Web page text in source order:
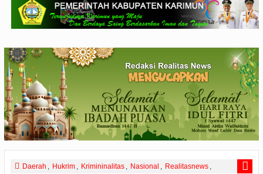
Daerah Hukrim Krimininalitas Nasional Realitasnews